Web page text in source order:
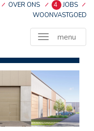
OVER ONS 4 JOBS
WOONVASTGOED
menu